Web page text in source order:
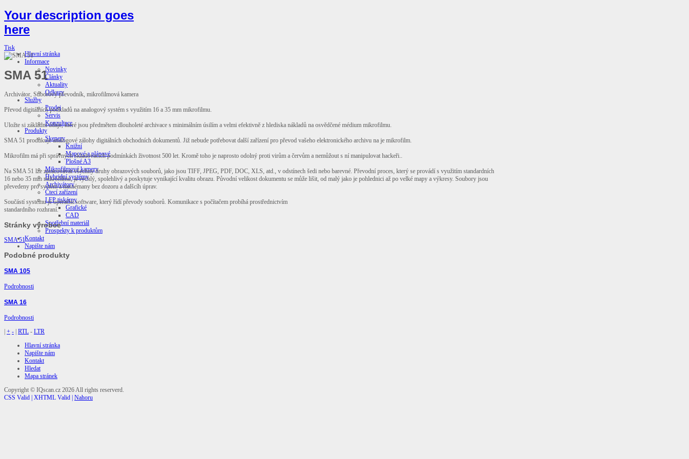
Your description goes
here
Hlavní stránka
Informace
Novinky
Články
Aktuality
Odkazy
Služby
Prodej
Servis
Konzultace
Produkty
Skenery
Knižní
Mapové a plánové
Plošné A3
Mikrofilmové kamery
Hybridní systémy
Archivátory
Čtecí zařízení
LFP tiskárny
Grafické
CAD
Spotřební materiál
Prospekty k produktům
Kontakt
Napište nám
Tisk
SMA 51
Archivátor, Suborový převodník, mikrofilmová kamera
Převod digitálních podkladů na analogový systém s využitím 16 a 35 mm mikrofilmu.
Uložte si základní údaje, které jsou předmětem dlouholeté archivace s minimálním úsilím a velmi efektivně z hlediska nákladů na osvědčené médium mikrofilmu.
SMA 51 produkuje analogové zálohy digitálních obchodních dokumentů. Již nebude potřebovat další zařízení pro převod vašeho elektronického archivu na je mikrofilm.
Mikrofilm má při správných skladovacích podmínkách životnost 500 let. Kromě toho je naprosto odolný proti virům a červům a nemůžout s ní manipulovat hackeři..
Na SMA 51 lze zpracovávat všechny druhy obrazových souborů, jako jsou TIFF, JPEG, PDF, DOC, XLS, atd., v odstínech šedi nebo barevné. Převodní proces, který se provádí s využitím standardních
16 nebo 35 mm mikrofilmu, je rychlý, spolehlivý a poskytuje vynikající kvalitu obrazu. Původní velikost dokumentu se může lišit, od malý jako je pohlednici až po velké mapy a výkresy. Soubory jsou
převedeny pro systém a nasnémany bez dozoru a dalšcíh úprav.
Součástí systému je operační software, který řídí převody souborů. Komunikace s počítačem probíhá prostřednictvím
standardního rozhraní.
Stránky výrobce
SMA 51
Podobné produkty
SMA 105
Podrobnosti
SMA 16
Podrobnosti
+ - RTL - LTR
Hlavní stránka
Napište nám
Kontakt
Hledat
Mapa stránek
Copyright © IQscan.cz 2026 All rights reserverd.
CSS Valid | XHTML Valid | Nahoru